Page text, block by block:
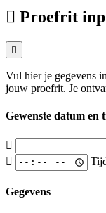
Proefrit
Vul hier je gegevens
jouw proefrit. Je
Gewenste datum en
Gegevens